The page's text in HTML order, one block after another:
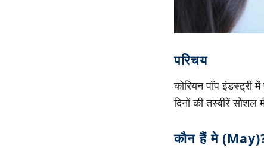
परिचय
कोरियन पॉप इंडस्ट्री
दिनों की तस्वीरें
कौन हैं मे